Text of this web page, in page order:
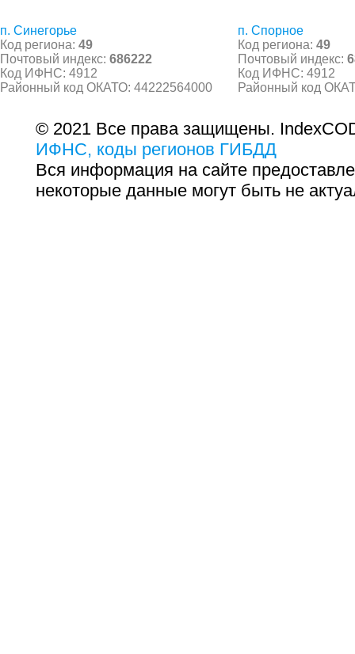
п. Синегорье
Код региона: 49
Почтовый индекс: 686222
Код ИФНС: 4912
Районный код ОКАТО: 44222564000
п. Спорное
Код региона: 49
Почтовый индекс:
Код ИФНС: 4912
Районный код
© 2021 Все права защищены.
ИФНС, коды регионов ГИБДД
Вся информация на сайте
некоторые данные могут быть не